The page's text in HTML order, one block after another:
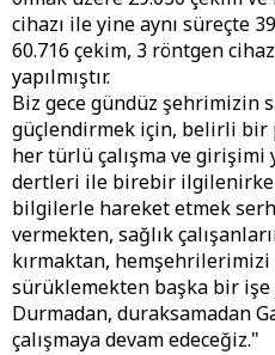
cihazı ile yine aynı süreçte
60.716 çekim, 3 röntgen
yapılmıştır.
Biz gece gündüz şehrimizin
güçlendirmek için, belirli bir
her türlü çalışma ve girişimi
dertleri ile birebir
bilgilerle hareket etmek
vermekten, sağlık
kırmaktan,
sürüklemekten başka bir işe
Durmadan, duraksamadan
çalışmaya devam edeceğiz."